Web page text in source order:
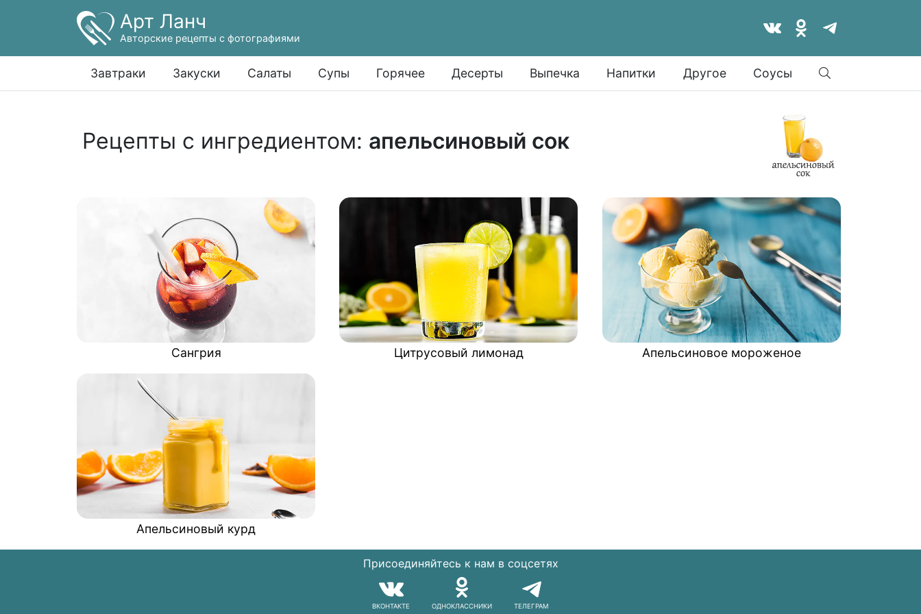
Арт Ланч
Авторские рецепты с фотографиями
Завтраки Закуски Салаты Супы Горячее Десерты Выпечка Напитки Другое Соусы
Найти
Рецепты с ингредиентом: апельсиновый сок
Сангрия Цитрусовый лимонад Апельсиновое мороженое
Апельсиновый курд
Присоединяйтесь к нам в соцсетях
ВКОНТАКТЕ ОДНОКЛАССНИКИ ТЕЛЕГРАМ